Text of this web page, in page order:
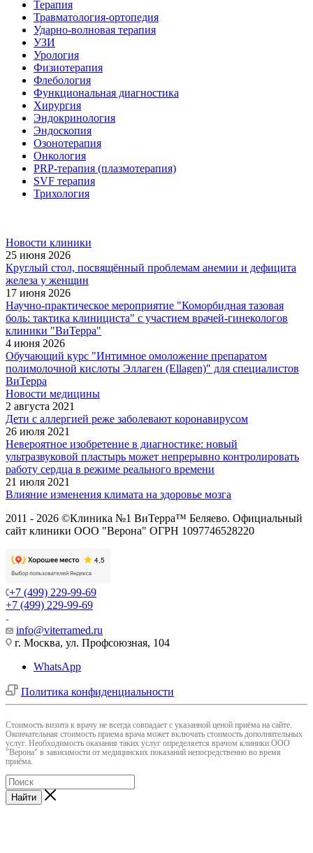
Терапия
Травматология-ортопедия
Ударно-волновая терапия
УЗИ
Урология
Физиотерапия
Флебология
Функциональная диагностика
Хирургия
Эндокринология
Эндоскопия
Озонотерапия
Онкология
PRP-терапия (плазмотерапия)
SVF терапия
Трихология
Новости клиники
25 июня 2026
Круглый стол, посвящённый проблемам анемии и дефицита
железа у женщин
17 июня 2026
Научно-практическое мероприятие "Коморбидная тазовая
боль: тактика клинициста" с участием врачей-гинекологов
клиники "ВиТерра"
4 июня 2026
Обучающий курс "Интимное омоложение препаратом
полимолочной кислоты Эллаген (Ellagen)" для специалистов
ВиТерра
Новости медицины
2 августа 2021
Дети с аллергией реже заболевают коронавирусом
26 июля 2021
Невероятное изобретение в диагностике: новый
ультразвуковой пластырь может непрерывно контролировать
работу сердца в режиме реального времени
21 июля 2021
Влияние изменения климата на здоровье мозга
2011 - 2026 ©Клиника №1 ВиТерра™ Беляево. Официальный
сайт клиники ООО "Верона" ОГРН 1097746528220
+7 (499) 229-99-69
+7 (499) 229-99-69
info@viterramed.ru
г. Москва, ул. Профсоюзная, 104
WhatsApp
Политика конфиденциальности
Cтоимость визита к врачу не всегда совпадает с указанной ценой приёма на сайте.
Окончательная стоимость приема врача может включать стоимость дополнительных
услуг. Необходимость оказания таких услуг определяется врачом клиники ООО
"Верона" в зависимости от медицинских показаний непосредственно во время
приёма.
Найти